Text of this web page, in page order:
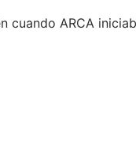
cuando ARCA